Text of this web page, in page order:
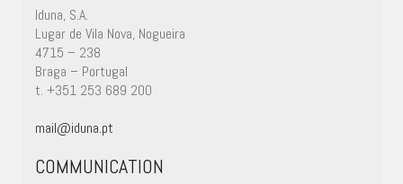
Iduna, S.A.
Lugar de Vila Nova, Nogueira
4715 – 238
Braga – Portugal
t. +351 253 689 200
mail@iduna.pt
COMMUNICATION